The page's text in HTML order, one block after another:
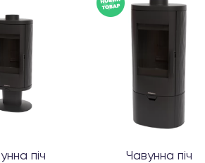
піч
Чавунна піч